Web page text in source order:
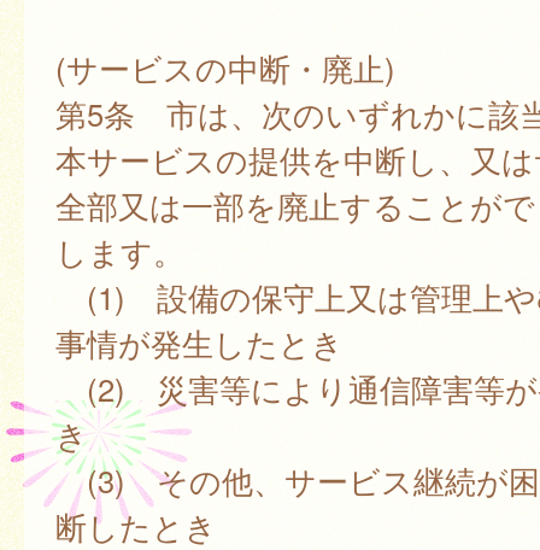
(サービスの中断・廃止)
第5条 市は、次のいずれかに該
本サービスの提供を中断し、又
全部又は一部を廃止することが
します。
(1) 設備の保守上又は管理上
事情が発生したとき
(2) 災害等により通信障害等が
き
(3) その他、サービス継続が困
断したとき